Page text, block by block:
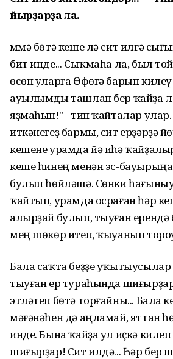
йырҙарҙа ла.
Әммә бөтә кеше лә сит илгә
бит инде... Сыҡмаһа ла, был
өсөн уларға Өфөгә барып килеү
ауылымды ташлап бер ҡайҙа
яҙмаһын!" - тип ҡайталар
иткәнегеҙ бармы, сит ерҙәрҙә
кешене урамда йә иһә
кеше һинең менән эс-бауырыңа
булып һөйләшә. Сөнки
ҡайтып, урамда осраған һәр
алырҙай булып, тыуған ерендә
мең шөкөр итеп, ҡыуанып
Бала саҡта беҙҙе
тыуған ер тураһында
этләтеп бөтә торғайны... Бала
мәғәнәһен дә аңламай, яттан
инде. Бына ҡайҙа ул иҫкә
шиғырҙар! Сит илдә... Һәр бер